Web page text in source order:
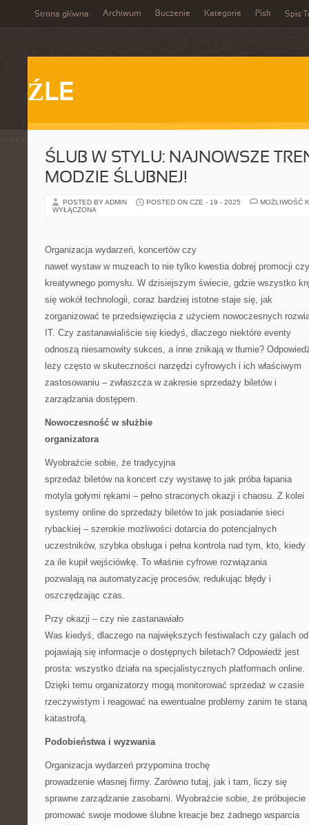
Strona główna Archiwum Buczenie Kategorie Pisk Spis
ŹLE
ŚLUB W STYLU: NAJNOWSZE
MODZIE ŚLUBNEJ!
POSTED BY ADMIN POSTED ON CZE - 19 - 2025
MOŻLIWOŚĆ
WYŁĄCZONA
Organizacja wydarzeń, koncertów czy
nawet wystaw w muzeach to nie tylko kwestia dobrej promocji czy
kreatywnego pomysłu. W dzisiejszym świecie, gdzie wszystko
się wokół technologii, coraz bardziej istotne staje się, jak
zorganizować te przedsięwzięcia z użyciem nowoczesnych
IT. Czy zastanawialiście się kiedyś, dlaczego niektóre eventy
odnoszą niesamowity sukces, a inne znikają w tłumie?
leży często w skuteczności narzędzi cyfrowych i ich właściwym
zastosowaniu – zwłaszcza w zakresie sprzedaży biletów i
zarządzania dostępem.
Nowoczesność w służbie
organizatora
Wyobraźcie sobie, że tradycyjna
sprzedaż biletów na koncert czy wystawę to jak próba łapania
motyla gołymi rękami – pełno straconych okazji i chaosu. Z kolei
systemy online do sprzedaży biletów to jak posiadanie sieci
rybackiej – szerokie możliwości dotarcia do potencjalnych
uczestników, szybka obsługa i pełna kontrola nad tym, kto, kiedy
za ile kupił wejściówkę. To właśnie cyfrowe rozwiązania
pozwalają na automatyzację procesów, redukując błędy i
oszczędzając czas.
Przy okazji – czy nie zastanawiało
Was kiedyś, dlaczego na największych festiwalach czy galach
pojawiają się informacje o dostępnych biletach? Odpowiedź jest
prosta: wszystko działa na specjalistycznych platformach online.
Dzięki temu organizatorzy mogą monitorować sprzedaż w czasie
rzeczywistym i reagować na ewentualne problemy zanim te
katastrofą.
Podobieństwa i wyzwania
Organizacja wydarzeń przypomina trochę
prowadzenie własnej firmy. Zarówno tutaj, jak i tam, liczy się
sprawne zarządzanie zasobami. Wyobraźcie sobie, że próbujecie
promować swoje modowe ślubne kreacje bez żadnego wsparcia